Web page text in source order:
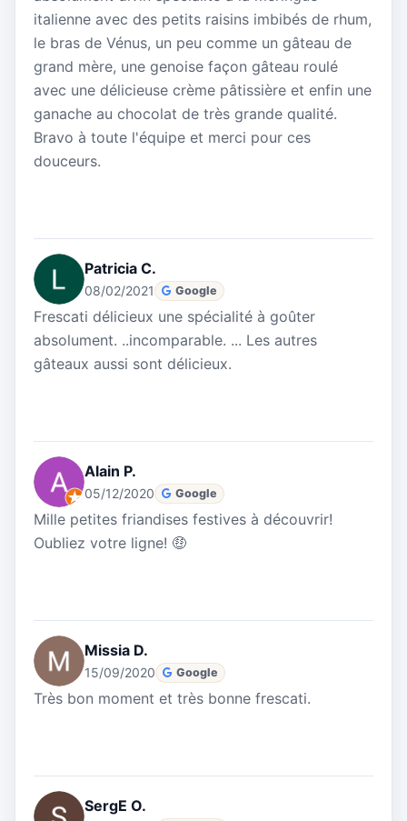
italienne avec des petits raisins imbibés de rhum,
le bras de Vénus, un peu comme un gâteau de
grand mère, une genoise façon gâteau roulé
avec une délicieuse crème pâtissière et enfin une
ganache au chocolat de très grande qualité.
Bravo à toute l'équipe et merci pour ces
douceurs.
Patricia C.
08/02/2021 Google
Frescati délicieux une spécialité à goûter
absolument. ..incomparable. ... Les autres
gâteaux aussi sont délicieux.
Alain P.
05/12/2020 Google
Mille petites friandises festives à découvrir!
Oubliez votre ligne! 🤑
Missia D.
15/09/2020 Google
Très bon moment et très bonne frescati.
SergE O.